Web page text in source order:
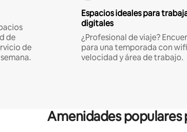
de
de
Espacios ideales para
digitales
¿Profesional de viaje?
para una temporada con
velocidad y área de trabajo.
Amenidades populares